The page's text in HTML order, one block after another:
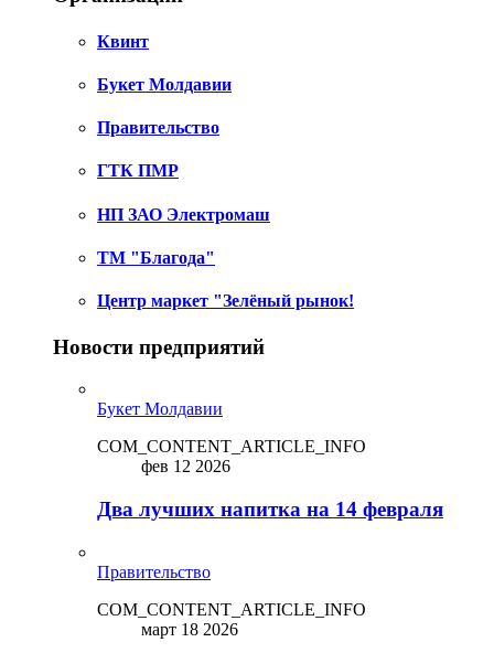
Квинт
Букет Молдавии
Правительство
ГТК ПМР
НП ЗАО Электромаш
ТМ "Благода"
Центр маркет "Зелёный рынок!
Новости предприятий
Букет Молдавии
COM_CONTENT_ARTICLE_INFO
фев 12 2026
Два лучших напитка на 14 февраля
Правительство
COM_CONTENT_ARTICLE_INFO
март 18 2026